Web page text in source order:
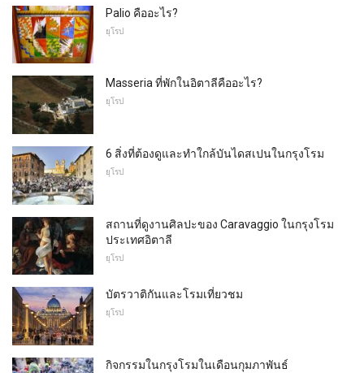
Palio คืออะไร?
ยุโรป
Masseria ที่พักในอิตาลีคืออะไร?
ยุโรป
6 สิ่งที่ต้องดูและทำใกล้บันไดสเปนในกรุงโรม
ยุโรป
สถานที่ดูงานศิลปะของ Caravaggio ในกรุงโรม
ประเทศอิตาลี
ยุโรป
บัตรวาติกันและโรมเที่ยวชม
ยุโรป
กิจกรรมในกรุงโรมในเดือนกุมภาพันธ์